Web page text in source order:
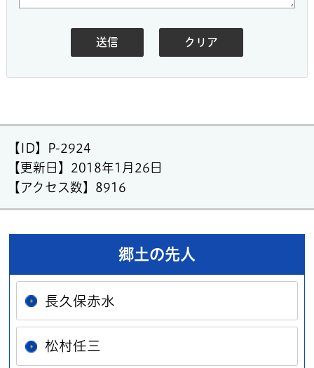
【ID】
P-2924
【更新日】 2018年1月26日
【アクセス数】 8916
郷土の先人
長久保赤水
松村任三